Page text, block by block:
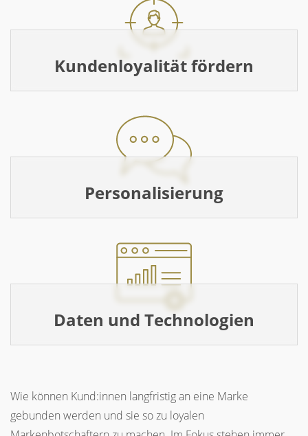
Kundenloyalität fördern
Personalisierung
Daten und Technologien
Wie können Kund:innen langfristig an eine Marke
gebunden werden und sie so zu loyalen